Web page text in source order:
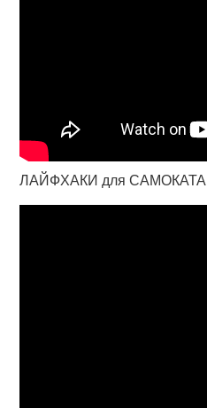
ЛАЙФХАКИ для САМОКАТА